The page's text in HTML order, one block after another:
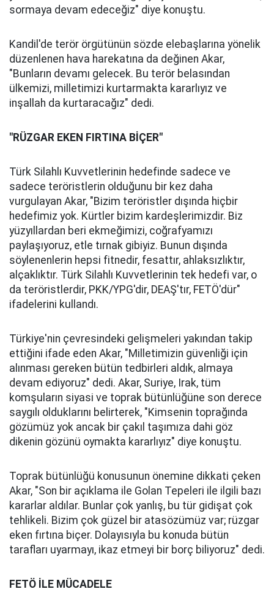
sormaya devam edeceğiz" diye konuştu.
Kandil'de terör örgütünün sözde elebaşlarına yönelik
düzenlenen hava harekatına da değinen Akar,
"Bunların devamı gelecek. Bu terör belasından
ülkemizi, milletimizi kurtarmakta kararlıyız ve
inşallah da kurtaracağız" dedi.
"RÜZGAR EKEN FIRTINA BİÇER"
Türk Silahlı Kuvvetlerinin hedefinde sadece ve
sadece teröristlerin olduğunu bir kez daha
vurgulayan Akar, "Bizim teröristler dışında hiçbir
hedefimiz yok. Kürtler bizim kardeşlerimizdir. Biz
yüzyıllardan beri ekmeğimizi, coğrafyamızı
paylaşıyoruz, etle tırnak gibiyiz. Bunun dışında
söylenenlerin hepsi fitnedir, fesattır, ahlaksızlıktır,
alçaklıktır. Türk Silahlı Kuvvetlerinin tek hedefi var, o
da teröristlerdir, PKK/YPG'dir, DEAŞ'tır, FETÖ'dür"
ifadelerini kullandı.
Türkiye'nin çevresindeki gelişmeleri yakından takip
ettiğini ifade eden Akar, "Milletimizin güvenliği için
alınması gereken bütün tedbirleri aldık, almaya
devam ediyoruz" dedi. Akar, Suriye, Irak, tüm
komşuların siyasi ve toprak bütünlüğüne son derece
saygılı olduklarını belirterek, "Kimsenin toprağında
gözümüz yok ancak bir çakıl taşımıza dahi göz
dikenin gözünü oymakta kararlıyız" diye konuştu.
Toprak bütünlüğü konusunun önemine dikkati çeken
Akar, "Son bir açıklama ile Golan Tepeleri ile ilgili bazı
kararlar aldılar. Bunlar çok yanlış, bu tür gidişat çok
tehlikeli. Bizim çok güzel bir atasözümüz var; rüzgar
eken fırtına biçer. Dolayısıyla bu konuda bütün
tarafları uyarmayı, ikaz etmeyi bir borç biliyoruz" dedi.
FETÖ İLE MÜCADELE